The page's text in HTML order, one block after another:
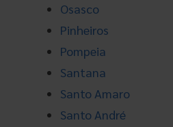
Osasco
Pinheiros
Pompeia
Santana
Santo Amaro
Santo André